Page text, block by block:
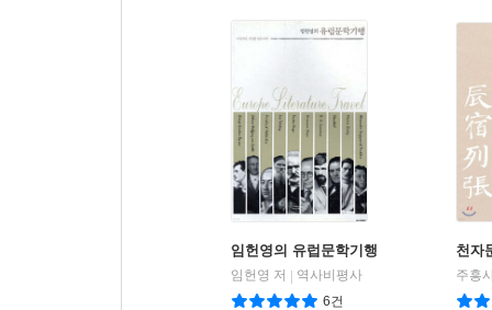
임헌영의 유럽문학기행
임헌영 저
역사비평사
6건
천자
주흥